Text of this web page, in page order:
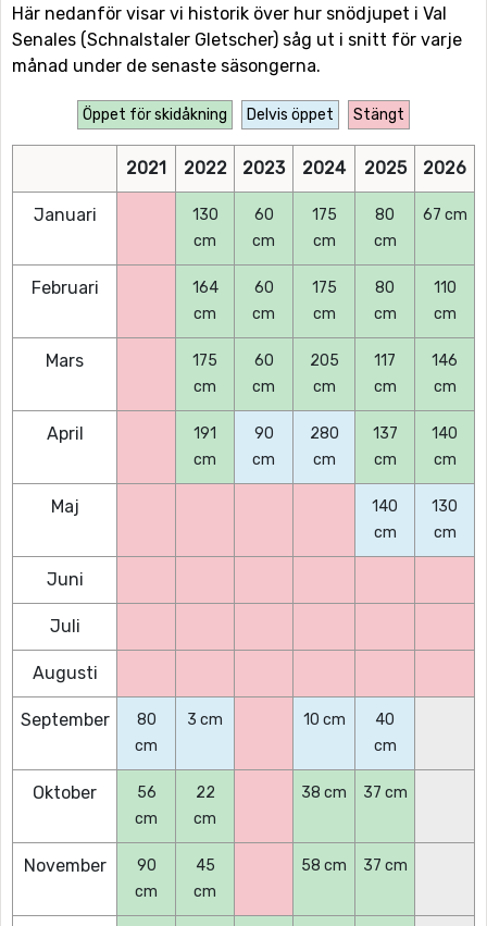
Här nedanför visar vi historik över hur snödjupet i Val
Senales (Schnalstaler Gletscher) såg ut i snitt för varje
månad under de senaste säsongerna.
Öppet för skidåkning Delvis öppet Stängt
2021 2022 2023 2024 2025 2026
Januari
130
cm
60
cm
175
cm
80
cm
67 cm
Februari
164
cm
60
cm
175
cm
80
cm
110
cm
Mars
175
cm
60
cm
205
cm
117
cm
146
cm
April
191
cm
90
cm
280
cm
137
cm
140
cm
Maj
140
cm
130
cm
Juni
Juli
Augusti
September
80
cm
3 cm 10 cm
40
cm
Oktober
56
cm
22
cm
38 cm 37 cm
November
90
cm
45
cm
58 cm 37 cm